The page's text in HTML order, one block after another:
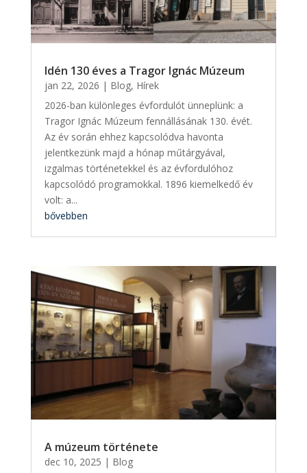
Idén 130 éves a Tragor Ignác Múzeum
jan 22, 2026 | Blog, Hírek
2026-ban különleges évfordulót ünneplünk: a
Tragor Ignác Múzeum fennállásának 130. évét.
Az év során ehhez kapcsolódva havonta
jelentkezünk majd a hónap műtárgyával,
izgalmas történetekkel és az évfordulóhoz
kapcsolódó programokkal. 1896 kiemelkedő év
volt: a...
bővebben
A múzeum története
dec 10, 2025 | Blog